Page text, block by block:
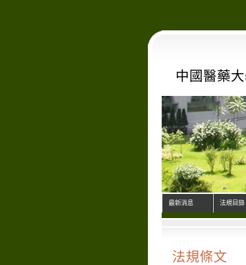
中國醫藥
最新消息 法規目錄
法規條文